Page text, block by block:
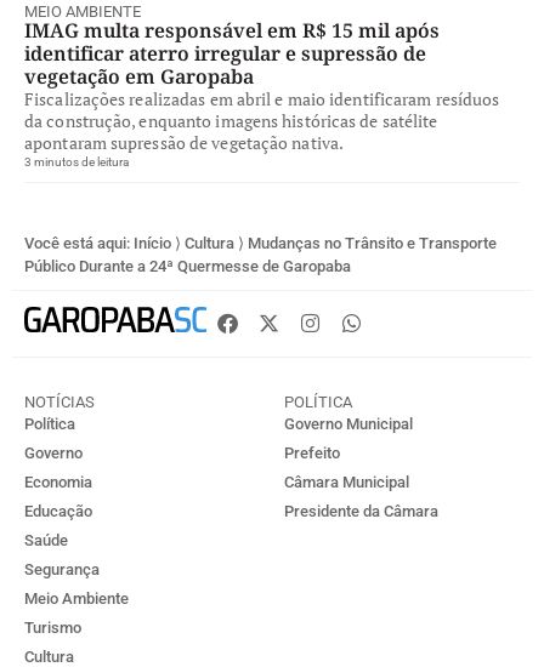
MEIO AMBIENTE
IMAG multa responsável em R$ 15 mil após
identificar aterro irregular e supressão de
vegetação em Garopaba
Fiscalizações realizadas em abril e maio identificaram resíduos
da construção, enquanto imagens históricas de satélite
apontaram supressão de vegetação nativa.
3 minutos de leitura
Você está aqui: Início ⟩ Cultura ⟩ Mudanças no Trânsito e Transporte
Público Durante a 24ª Quermesse de Garopaba
NOTÍCIAS
Política
Governo
Economia
Educação
Saúde
Segurança
Meio Ambiente
Turismo
Cultura
POLÍTICA
Governo Municipal
Prefeito
Câmara Municipal
Presidente da Câmara